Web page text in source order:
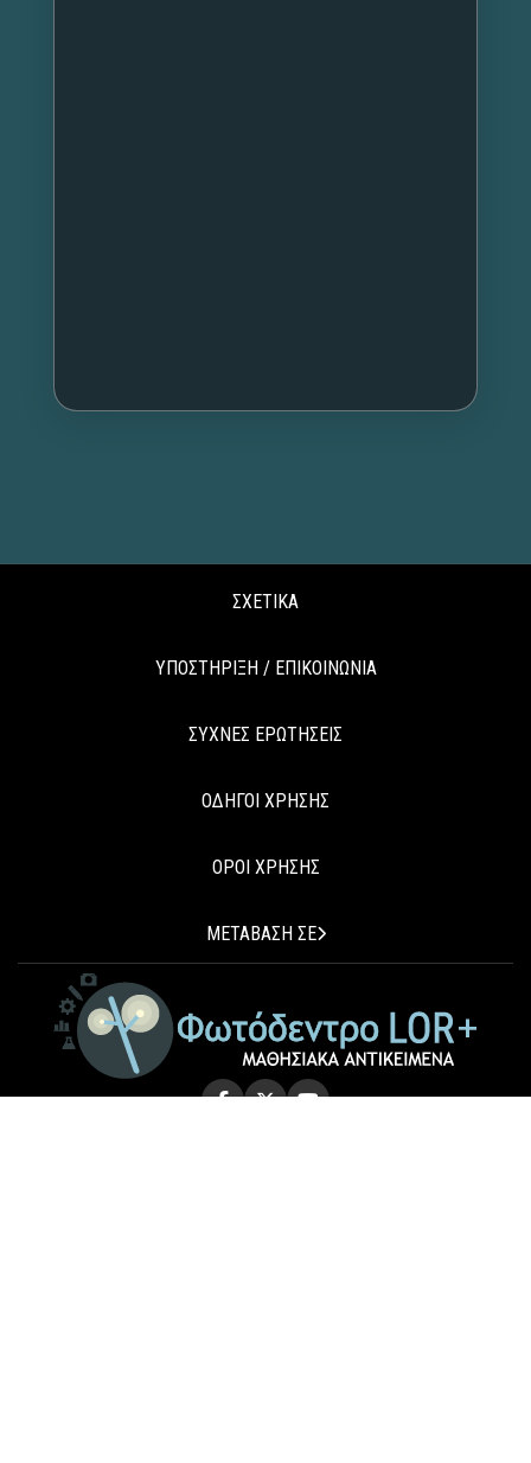
ΣΧΕΤΙΚΑ
ΥΠΟΣΤΗΡΙΞΗ / ΕΠΙΚΟΙΝΩΝΙΑ
ΣΥΧΝΕΣ ΕΡΩΤΗΣΕΙΣ
ΟΔΗΓΟΙ ΧΡΗΣΗΣ
ΟΡΟΙ ΧΡΗΣΗΣ
ΜΕΤΑΒΑΣΗ ΣΕ